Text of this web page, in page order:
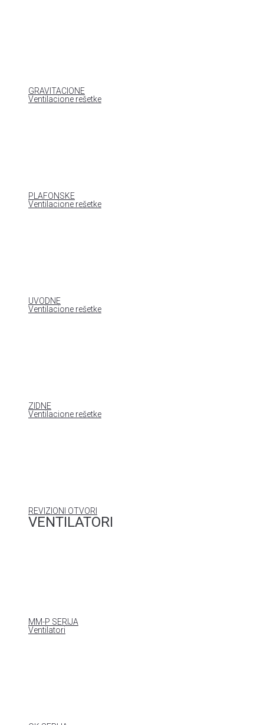
GRAVITACIONE
Ventilacione rešetke
PLAFONSKE
Ventilacione rešetke
UVODNE
Ventilacione rešetke
ZIDNE
Ventilacione rešetke
REVIZIONI OTVORI
VENTILATORI
MM-P SERIJA
Ventilatori